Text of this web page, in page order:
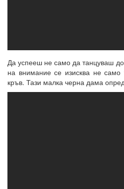
Да успееш не само да танцуваш
на внимание се изисква не
кръв. Тази малка черна дама